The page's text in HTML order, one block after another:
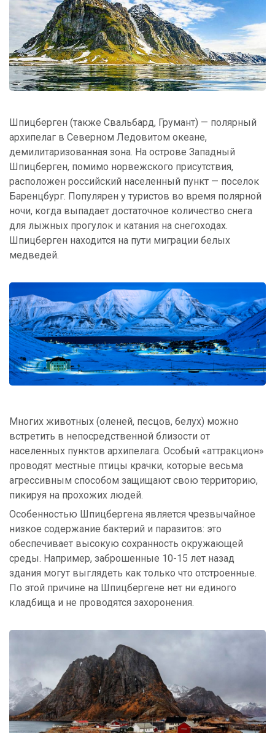
Шпицберген (также Свальбард, Грумант) — полярный
архипелаг в Северном Ледовитом океане,
демилитаризованная зона. На острове Западный
Шпицберген, помимо норвежского присутствия,
расположен российский населенный пункт — поселок
Баренцбург. Популярен у туристов во время полярной
ночи, когда выпадает достаточное количество снега
для лыжных прогулок и катания на снегоходах.
Шпицберген находится на пути миграции белых
медведей.
Многих животных (оленей, песцов, белух) можно
встретить в непосредственной близости от
населенных пунктов архипелага. Особый «аттракцион»
проводят местные птицы крачки, которые весьма
агрессивным способом защищают свою территорию,
пикируя на прохожих людей.
Особенностью Шпицбергена является чрезвычайное
низкое содержание бактерий и паразитов: это
обеспечивает высокую сохранность окружающей
среды. Например, заброшенные 10-15 лет назад
здания могут выглядеть как только что отстроенные.
По этой причине на Шпицбергене нет ни единого
кладбища и не проводятся захоронения.